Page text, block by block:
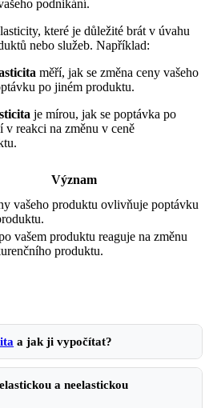
podnikání.
které je důležité brát v úvahu
nebo služeb. Například:
měří, jak se změna ceny vašeho
po jiném produktu.
je mírou, jak se poptávka po
v reakci na změnu v ceně
Význam
vašeho produktu ovlivňuje poptávku
vašem produktu reaguje na změnu
produktu.
a jak ji vypočítat?
a neelastickou